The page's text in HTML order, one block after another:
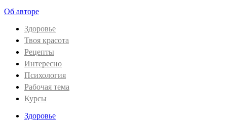
Об авторе
Здоровье
Твоя красота
Рецепты
Интересно
Психология
Рабочая тема
Курсы
Здоровье